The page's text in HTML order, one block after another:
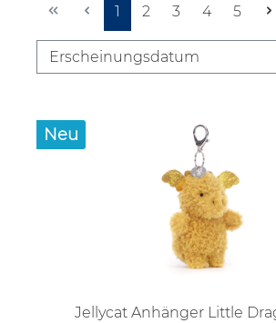
Seite
1 Seite
2 Seite
3 Seite
4 Seite
5
Neu
Jellycat Anhänger Little